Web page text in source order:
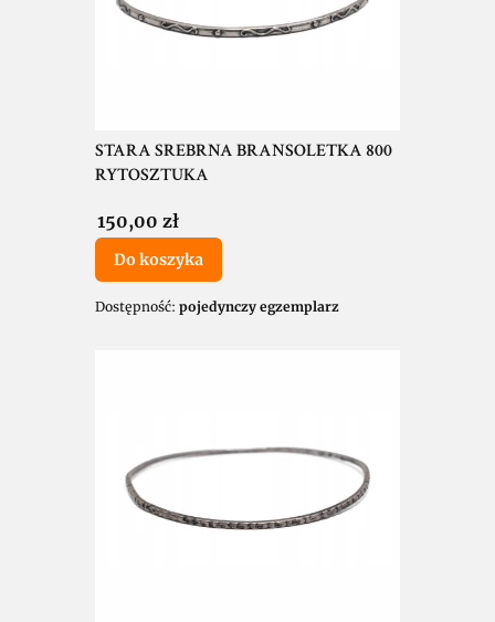
STARA SREBRNA BRANSOLETKA 800
RYTOSZTUKA
Cena
150,00 zł
Do koszyka
Dostępność: pojedynczy egzemplarz